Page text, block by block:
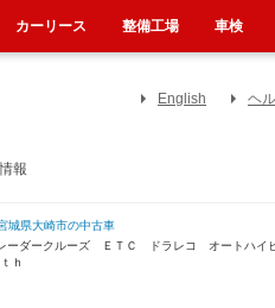
報
English ヘ
城県大崎市の中古車
ーダークルーズ ＥＴＣ ドラレコ オートハイ
ｈ
カーリース 整備工場 車検